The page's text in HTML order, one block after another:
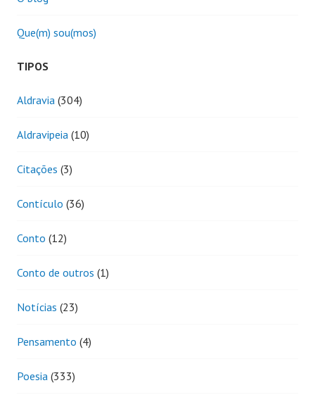
Que(m) sou(mos)
TIPOS
Aldravia (304)
Aldravipeia (10)
Citações (3)
Contículo (36)
Conto (12)
Conto de outros (1)
Notícias (23)
Pensamento (4)
Poesia (333)